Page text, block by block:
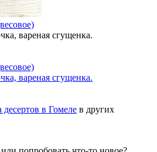
вареная сгущенка.
вареная сгущенка.
десертов в Гомеле в других